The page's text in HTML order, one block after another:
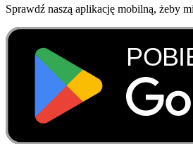
Sprawdź naszą aplikację mobilną, żeby